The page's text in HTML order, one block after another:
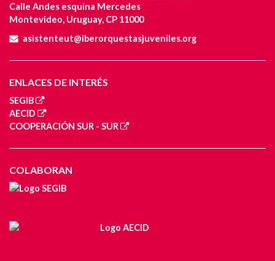
Calle Andes esquina Mercedes
Montevideo, Uruguay, CP 11000
asistenteut@iberorquestasjuveniles.org
ENLACES DE INTERÉS
SEGIB
AECID
COOPERACIÓN SUR - SUR
COLABORAN